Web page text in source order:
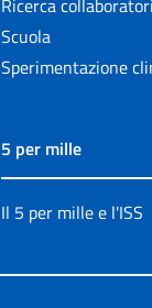
Scuola
Sperimentazione
5 per mille
Il 5 per mille e l'ISS